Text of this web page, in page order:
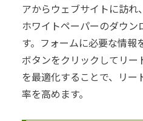
アからウェブサイトに訪れ
ホワイトペーパーのダウン
す。フォームに必要な情報
ボタンをクリックしてリ
を最適化することで、リ
率を高めます。